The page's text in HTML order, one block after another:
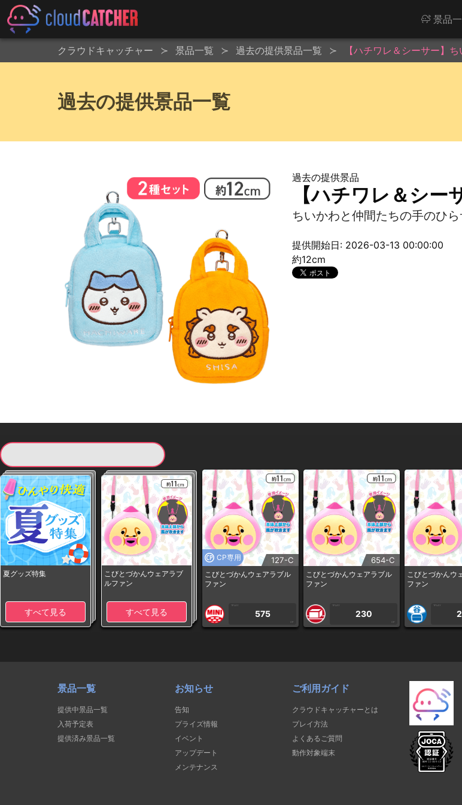
景品
クラウドキャッチャー 景品一覧 過去の提供景品一覧 【ハチワレ＆シーサー】
過去の提供景品一覧
過去の提供景品
【ハチワレ＆シ
ちいかわと仲間たちの手のひ
提供開始日: 2026-03-13 00:00:00
約12cm
夏グッズ特集
すべて見る
こびとづかんウェアラブ
ルファン
すべて見る
CP専用 127-C
こびとづかんウェアラブル
ファン
1PLAY
575
CP
654-C
こびとづかんウェアラブル
ファン
1PLAY
230
CP
こびとづかんウ
ファン
1PLAY
景品一覧
提供中景品一覧
入荷予定表
提供済み景品一覧
お知らせ
告知
プライズ情報
イベント
アップデート
メンテナンス
ご利用ガイド
クラウドキャッチャーとは
プレイ方法
よくあるご質問
動作対象端末